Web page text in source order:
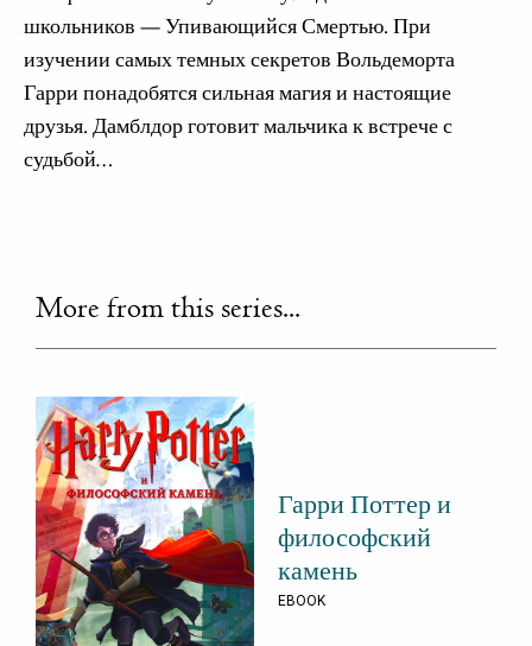
школьников — Упивающийся Смертью. При
изучении самых темных секретов Вольдеморта
Гарри понадобятся сильная магия и настоящие
друзья. Дамблдор готовит мальчика к встрече с
судьбой…
More from this series...
Гарри Поттер и
философский
камень
EBOOK